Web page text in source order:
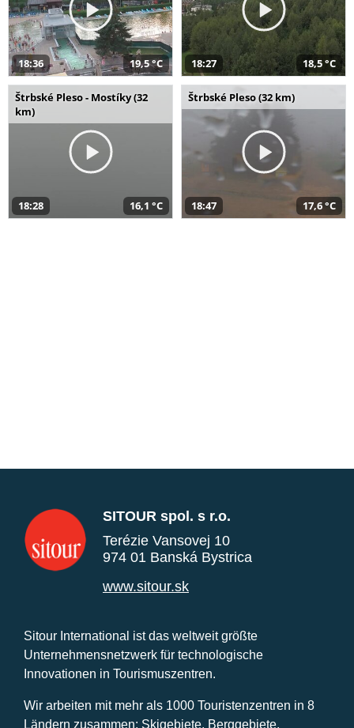
18:36 19,5 °C 18:27 18,5 °C
Štrbské Pleso - Mostíky (32
km)
18:28 16,1 °C
Štrbské Pleso (32 km)
18:47 17,6 °C
SITOUR spol. s r.o.
Terézie Vansovej 10
974 01 Banská Bystrica
www.sitour.sk
Sitour International ist das weltweit größte
Unternehmensnetzwerk für technologische
Innovationen in Tourismuszentren.
Wir arbeiten mit mehr als 1000 Touristenzentren in 8
Ländern zusammen: Skigebiete, Berggebiete,